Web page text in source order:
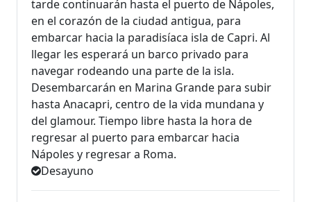
tarde continuarán hasta el puerto de Nápoles,
en el corazón de la ciudad antigua, para
embarcar hacia la paradisíaca isla de Capri. Al
llegar les esperará un barco privado para
navegar rodeando una parte de la isla.
Desembarcarán en Marina Grande para subir
hasta Anacapri, centro de la vida mundana y
del glamour. Tiempo libre hasta la hora de
regresar al puerto para embarcar hacia
Nápoles y regresar a Roma.
Desayuno